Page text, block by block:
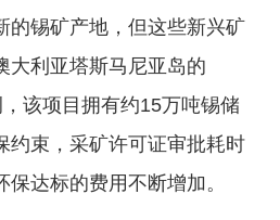
的锡矿产地，但这些新兴矿
大利亚塔斯马尼亚岛的
该项目拥有约15万吨锡储
约束，采矿许可证审批耗时
达标的费用不断增加。